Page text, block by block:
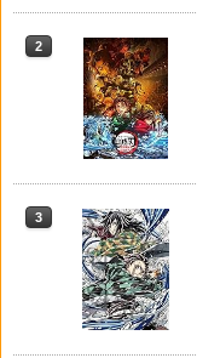
2
3
4
2
3
2
3
2
3
2
3